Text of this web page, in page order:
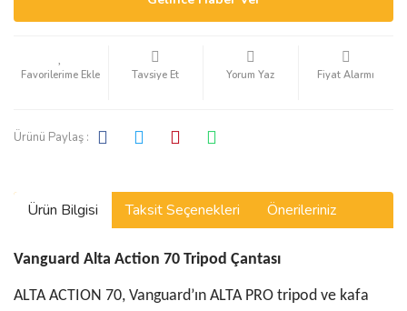
Tavsiye Et Yorum Yaz Fiyat Alarmı
Ürünü Paylaş :
Ürün Bilgisi Taksit Seçenekleri Önerileriniz
Vanguard Alta Action 70 Tripod Çantası
ALTA ACTION 70, Vanguard’ın ALTA PRO tripod ve kafa